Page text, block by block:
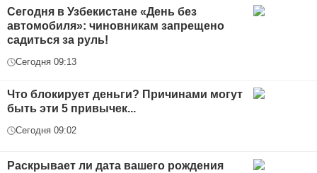
Сегодня в Узбекистане «День без
автомобиля»: чиновникам запрещено
садиться за руль!
Сегодня 09:13
Что блокирует деньги? Причинами могут
быть эти 5 привычек...
Сегодня 09:02
Раскрывает ли дата вашего рождения